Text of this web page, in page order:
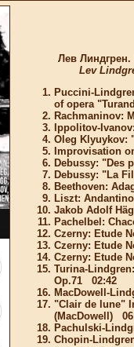
Лев
Lev
Puccini-
of opera
Rachmaninov:
Ippolitov-
Oleg Klyuykov:
Improvisation
Debussy: "Des
Debussy: "La
Beethoven:
Liszt:
Jakob Adolf
Pachelbel:
Czerny: Etude
Czerny: Etude
Czerny: Etude
Turina-
Op.71 02:42
MacDowell-
"Clair de lune"
(MacDowell)
Pachulski-
Chopin-